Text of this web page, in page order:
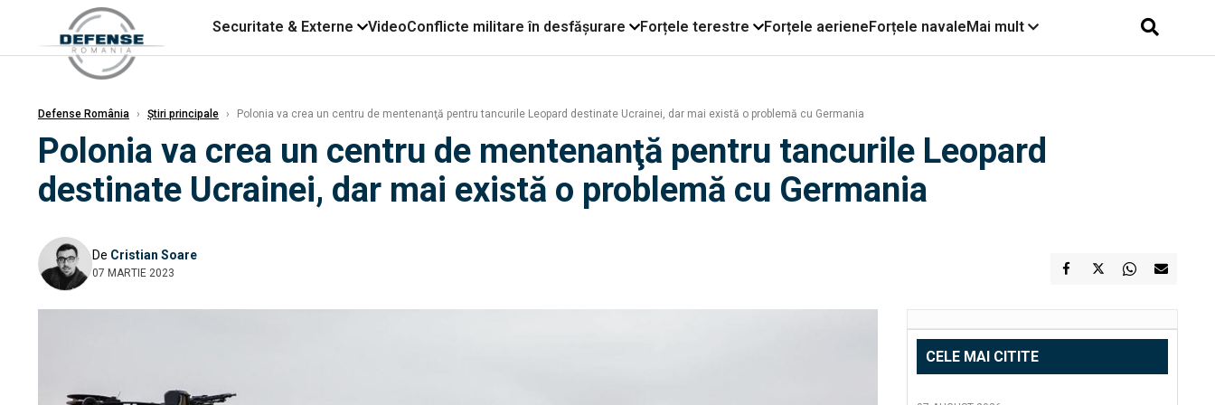
Securitate & Externe VideoConflicte militare în desfășurare Forțele terestre Forțele aerieneForțele navaleMai mult
Defense România › Știri principale › Polonia va crea un centru de mentenanţă pentru tancurile Leopard destinate Ucrainei, dar mai există o problemă cu Germania
Polonia va crea un centru de mentenanţă pentru tancurile Leopard
destinate Ucrainei, dar mai există o problemă cu Germania
De Cristian Soare
07 MARTIE 2023
CELE MAI CITITE